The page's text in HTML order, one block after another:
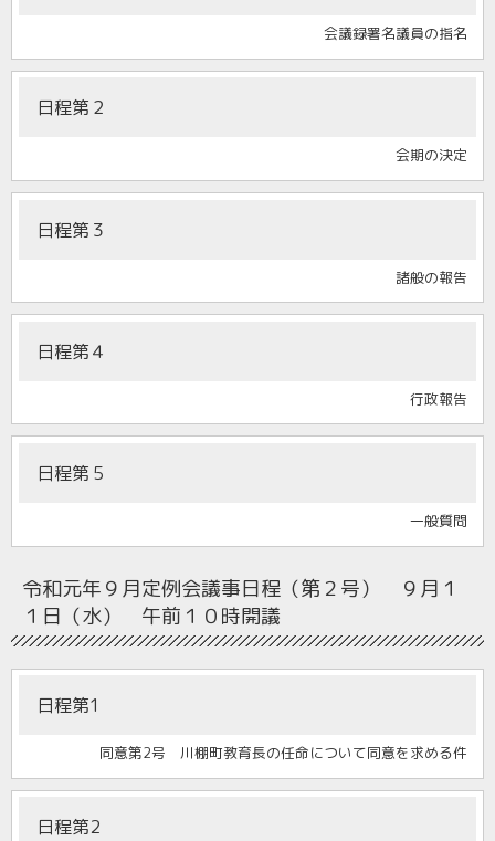
会議録署名議員の指名
日程第２
会期の決定
日程第３
諸般の報告
日程第４
行政報告
日程第５
一般質問
令和元年９月定例会議事日程（第２号） ９月１
１日（水） 午前１０時開議
日程第1
同意第2号 川棚町教育長の任命について同意を求める件
日程第2